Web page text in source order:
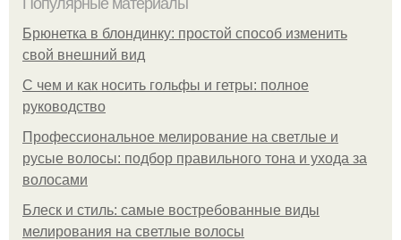
Популярные материалы
Брюнетка в блондинку: простой способ изменить
свой внешний вид
С чем и как носить гольфы и гетры: полное
руководство
Профессиональное мелирование на светлые и
русые волосы: подбор правильного тона и ухода за
волосами
Блеск и стиль: самые востребованные виды
мелирования на светлые волосы